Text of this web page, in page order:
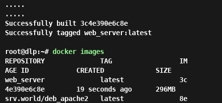
.....
.....
Successfully built 3c4e390e6c8e
Successfully tagged web_server:latest
root@dlp:~# docker images
REPOSITORY              TAG                 IM
AGE ID            CREATED             SIZE
web_server              latest              3c
4e390e6c8e        19 seconds ago      296MB
srv.world/deb_apache2   latest              8e